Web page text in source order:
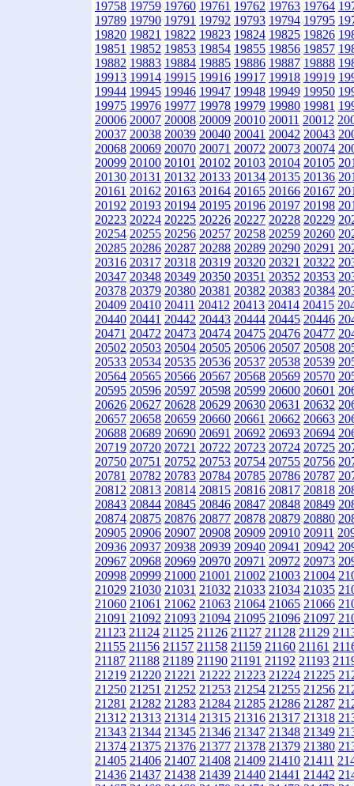
19758 19759 19760 19761 19762 19763 19764
19789 19790 19791 19792 19793 19794 19795
19820 19821 19822 19823 19824 19825 19826
19851 19852 19853 19854 19855 19856 19857
19882 19883 19884 19885 19886 19887 19888
19913 19914 19915 19916 19917 19918 19919
19944 19945 19946 19947 19948 19949 19950
19975 19976 19977 19978 19979 19980 19981
20006 20007 20008 20009 20010 20011 20012
20037 20038 20039 20040 20041 20042 20043
20068 20069 20070 20071 20072 20073 20074
20099 20100 20101 20102 20103 20104 20105
20130 20131 20132 20133 20134 20135 20136
20161 20162 20163 20164 20165 20166 20167
20192 20193 20194 20195 20196 20197 20198
20223 20224 20225 20226 20227 20228 20229
20254 20255 20256 20257 20258 20259 20260
20285 20286 20287 20288 20289 20290 20291
20316 20317 20318 20319 20320 20321 20322
20347 20348 20349 20350 20351 20352 20353
20378 20379 20380 20381 20382 20383 20384
20409 20410 20411 20412 20413 20414 20415
20440 20441 20442 20443 20444 20445 20446
20471 20472 20473 20474 20475 20476 20477
20502 20503 20504 20505 20506 20507 20508
20533 20534 20535 20536 20537 20538 20539
20564 20565 20566 20567 20568 20569 20570
20595 20596 20597 20598 20599 20600 20601
20626 20627 20628 20629 20630 20631 20632
20657 20658 20659 20660 20661 20662 20663
20688 20689 20690 20691 20692 20693 20694
20719 20720 20721 20722 20723 20724 20725
20750 20751 20752 20753 20754 20755 20756
20781 20782 20783 20784 20785 20786 20787
20812 20813 20814 20815 20816 20817 20818
20843 20844 20845 20846 20847 20848 20849
20874 20875 20876 20877 20878 20879 20880
20905 20906 20907 20908 20909 20910 20911
20936 20937 20938 20939 20940 20941 20942
20967 20968 20969 20970 20971 20972 20973
20998 20999 21000 21001 21002 21003 21004
21029 21030 21031 21032 21033 21034 21035
21060 21061 21062 21063 21064 21065 21066
21091 21092 21093 21094 21095 21096 21097
21123 21124 21125 21126 21127 21128 21129
21155 21156 21157 21158 21159 21160 21161
21187 21188 21189 21190 21191 21192 21193
21219 21220 21221 21222 21223 21224 21225
21250 21251 21252 21253 21254 21255 21256
21281 21282 21283 21284 21285 21286 21287
21312 21313 21314 21315 21316 21317 21318
21343 21344 21345 21346 21347 21348 21349
21374 21375 21376 21377 21378 21379 21380
21405 21406 21407 21408 21409 21410 21411
21436 21437 21438 21439 21440 21441 21442